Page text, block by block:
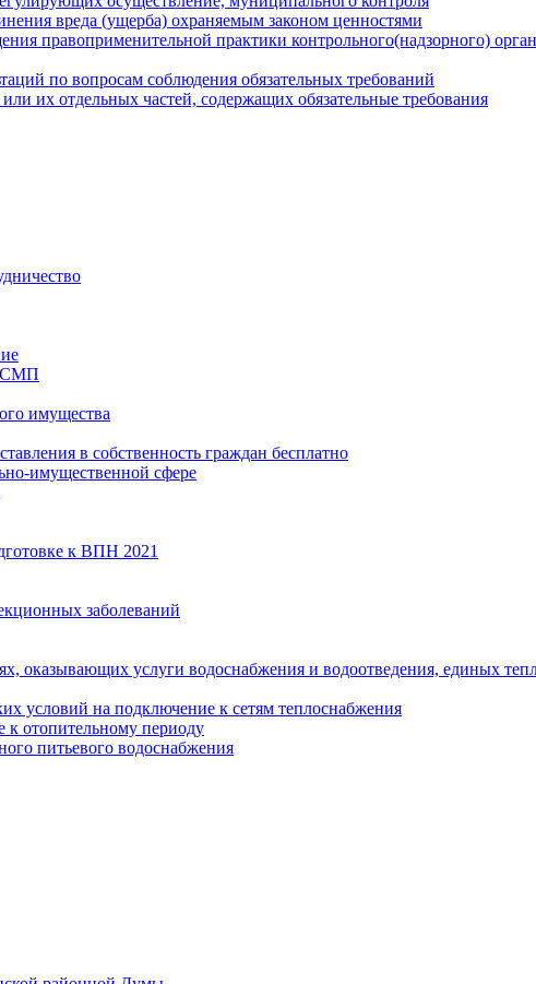
вреда (ущерба) охраняемым законом ценностями
правоприменительной практики контрольного(надзорного)
по вопросам соблюдения обязательных требований
их отдельных частей, содержащих обязательные требования
СМП
имущества
в собственность граждан бесплатно
имущественной сфере
к ВПН 2021
заболеваний
оказывающих услуги водоснабжения и водоотведения, единых
условий на подключение к сетям теплоснабжения
к отопительному периоду
питьевого водоснабжения